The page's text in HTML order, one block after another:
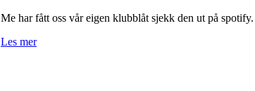
Me har fått oss vår eigen klubblåt sjekk den ut på
Les mer